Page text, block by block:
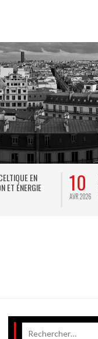
EN
ET ÉNERGIE
10
AVR 2026